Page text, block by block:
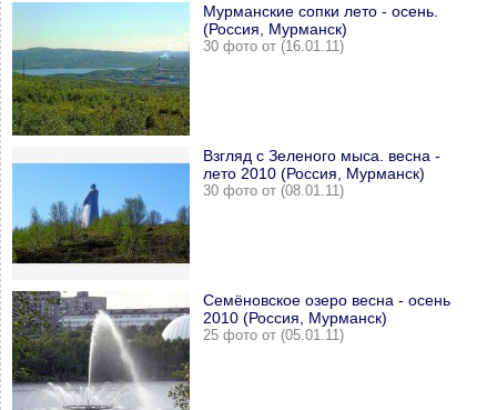
Мурманские сопки лето - осень.
(Россия, Мурманск)
30 фото от (16.01.11)
Взгляд с Зеленого мыса. весна -
лето 2010 (Россия, Мурманск)
30 фото от (08.01.11)
Семёновское озеро весна - осень
2010 (Россия, Мурманск)
25 фото от (05.01.11)